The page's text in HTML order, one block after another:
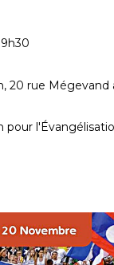
20 rue Mégevand
pour